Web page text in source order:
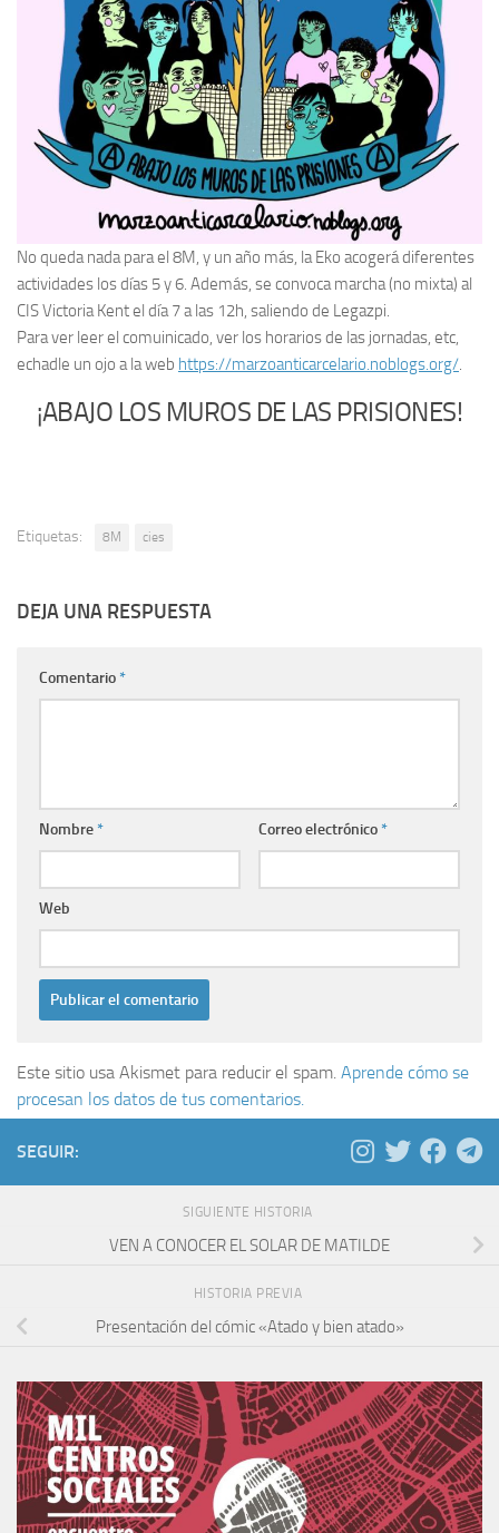
No queda nada para el 8M, y un año más, la Eko acogerá diferentes
actividades los días 5 y 6. Además, se convoca marcha (no mixta) al
CIS Victoria Kent el día 7 a las 12h, saliendo de Legazpi.
Para ver leer el comuinicado, ver los horarios de las jornadas, etc,
echadle un ojo a la web https://marzoanticarcelario.noblogs.org/.
¡ABAJO LOS MUROS DE LAS PRISIONES!
Etiquetas: 8M cies
DEJA UNA RESPUESTA
Comentario*
Nombre* Correo electrónico*
Web
Este sitio usa Akismet para reducir el spam. Aprende cómo se
procesan los datos de tus comentarios.
SEGUIR:
SIGUIENTE HISTORIA
VEN A CONOCER EL SOLAR DE MATILDE
HISTORIA PREVIA
Presentación del cómic «Atado y bien atado»